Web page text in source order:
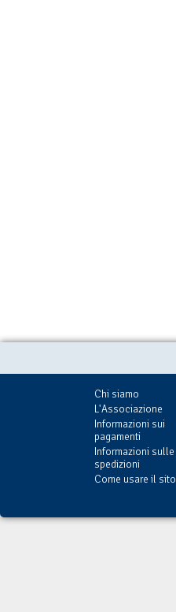
Chi siamo
L'Associazione
Informazioni sui
pagamenti
Informazioni sulle
spedizioni
Come usare il sito